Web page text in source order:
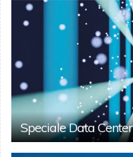
Speciale Data Center